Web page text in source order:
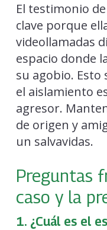
El testimonio
clave porque
videollamadas
espacio donde
su agobio. Esto
el aislamiento
agresor.
de origen y
un salvavidas.
Preguntas
caso y la
1. ¿Cuál es el